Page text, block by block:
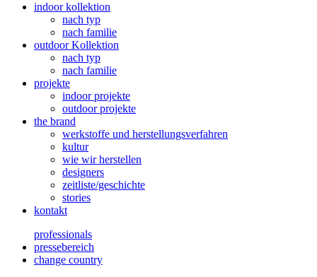
indoor kollektion
nach typ
nach familie
outdoor Kollektion
nach typ
nach familie
projekte
indoor projekte
outdoor projekte
the brand
werkstoffe und herstellungsverfahren
kultur
wie wir herstellen
designers
zeitliste/geschichte
stories
kontakt
professionals
pressebereich
change country